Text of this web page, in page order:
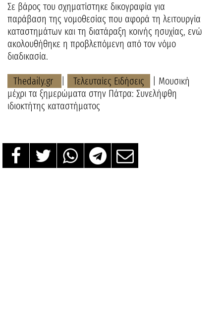
Σε βάρος του σχηματίστηκε δικογραφία για
παράβαση της νομοθεσίας που αφορά τη λειτουργία
καταστημάτων και τη διατάραξη κοινής ησυχίας, ενώ
ακολουθήθηκε η προβλεπόμενη από τον νόμο
διαδικασία.
Thedaily.gr Τελευταίες Ειδήσεις
| Μουσική
μέχρι τα ξημερώματα στην Πάτρα: Συνελήφθη
ιδιοκτήτης καταστήματος